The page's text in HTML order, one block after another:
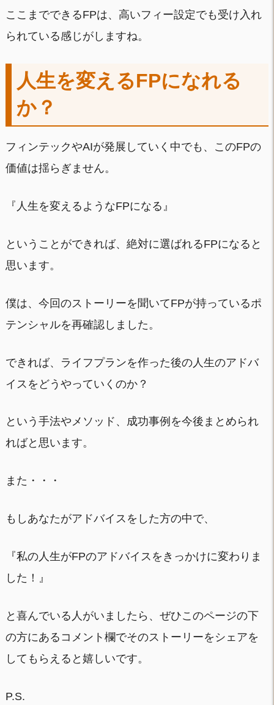
ここまでできるFPは、高いフィー設定でも受け入れ
られている感じがしますね。
人生を変えるFPになれる
か？
フィンテックやAIが発展していく中でも、このFPの
価値は揺らぎません。
『人生を変えるようなFPになる』
ということができれば、絶対に選ばれるFPになると
思います。
僕は、今回のストーリーを聞いてFPが持っているポ
テンシャルを再確認しました。
できれば、ライフプランを作った後の人生のアドバ
イスをどうやっていくのか？
という手法やメソッド、成功事例を今後まとめられ
ればと思います。
また・・・
もしあなたがアドバイスをした方の中で、
『私の人生がFPのアドバイスをきっかけに変わりま
した！』
と喜んでいる人がいましたら、ぜひこのページの下
の方にあるコメント欄でそのストーリーをシェアを
してもらえると嬉しいです。
P.S.